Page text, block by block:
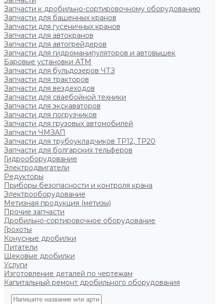
Запчасти к дробильно-сортировочному оборудованию
Запчасти для башенных кранов
Запчасти для гусеничных кранов
Запчасти для автокранов
Запчасти для автогрейдеров
Запчасти для гидроманипуляторов и автовышек
Баровые установки АТМ
Запчасти для бульдозеров ЧТЗ
Запчасти для тракторов
Запчасти для вездеходов
Запчасти для сваебойной техники
Запчасти для экскаваторов
Запчасти для погрузчиков
Запчасти для грузовых автомобилей
Запчасти ЧМЗАП
Запчасти для трубоукладчиков ТР12, ТР20
Запчасти для болгарских тельферов
Гидрооборудование
Электродвигатели
Редукторы
Приборы безопасности и контроля крана
Электрооборудование
Метизная продукция (метизы)
Прочие запчасти
Дробильно-сортировочное оборудование
Грохоты
Конусные дробилки
Питатели
Щековые дробилки
Услуги
Изготовление деталей по чертежам
Капитальный ремонт дробильного оборудования